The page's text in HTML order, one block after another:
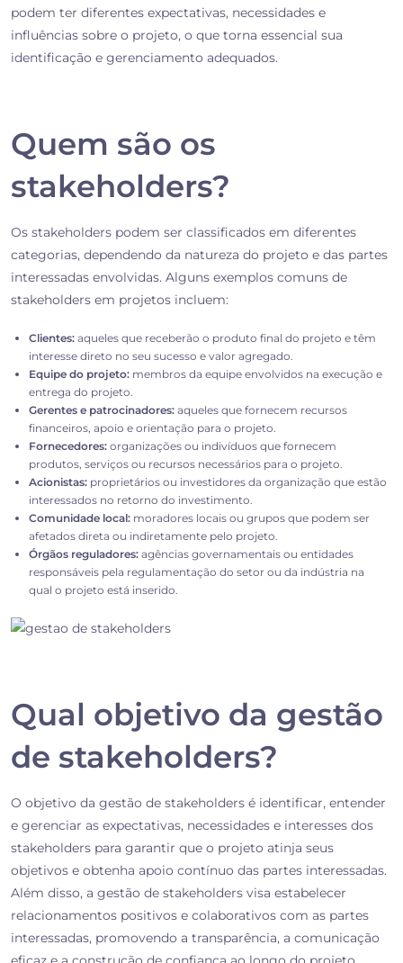
podem ter diferentes expectativas, necessidades e
influências sobre o projeto, o que torna essencial sua
identificação e gerenciamento adequados.
Quem são os
stakeholders?
Os stakeholders podem ser classificados em diferentes
categorias, dependendo da natureza do projeto e das partes
interessadas envolvidas. Alguns exemplos comuns de
stakeholders em projetos incluem:
Clientes: aqueles que receberão o produto final do projeto e têm
interesse direto no seu sucesso e valor agregado.
Equipe do projeto: membros da equipe envolvidos na execução e
entrega do projeto.
Gerentes e patrocinadores: aqueles que fornecem recursos
financeiros, apoio e orientação para o projeto.
Fornecedores: organizações ou indivíduos que fornecem
produtos, serviços ou recursos necessários para o projeto.
Acionistas: proprietários ou investidores da organização que estão
interessados no retorno do investimento.
Comunidade local: moradores locais ou grupos que podem ser
afetados direta ou indiretamente pelo projeto.
Órgãos reguladores: agências governamentais ou entidades
responsáveis pela regulamentação do setor ou da indústria na
qual o projeto está inserido.
Qual objetivo da gestão
de stakeholders?
O objetivo da gestão de stakeholders é identificar, entender
e gerenciar as expectativas, necessidades e interesses dos
stakeholders para garantir que o projeto atinja seus
objetivos e obtenha apoio contínuo das partes interessadas.
Além disso, a gestão de stakeholders visa estabelecer
relacionamentos positivos e colaborativos com as partes
interessadas, promovendo a transparência, a comunicação